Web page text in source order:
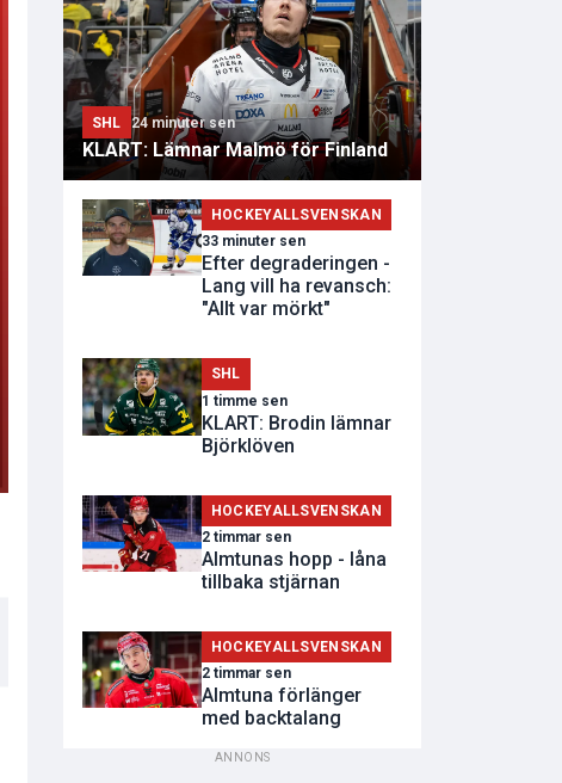
SHL 24 minuter sen
KLART: Lämnar Malmö för Finland
HOCKEYALLSVENSKAN
33 minuter sen
Efter degraderingen -
Lang vill ha revansch:
"Allt var mörkt"
SHL
1 timme sen
KLART: Brodin lämnar
Björklöven
HOCKEYALLSVENSKAN
2 timmar sen
Almtunas hopp - låna
tillbaka stjärnan
HOCKEYALLSVENSKAN
2 timmar sen
Almtuna förlänger
med backtalang
ANNONS